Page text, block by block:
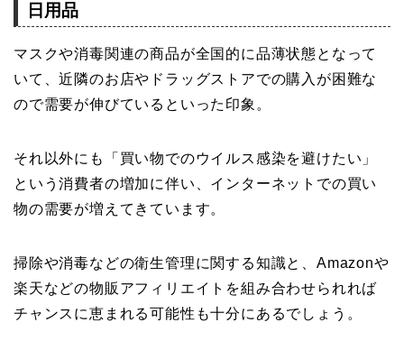
日用品
マスクや消毒関連の商品が全国的に品薄状態となって
いて、近隣のお店やドラッグストアでの購入が困難な
ので需要が伸びているといった印象。
それ以外にも「買い物でのウイルス感染を避けたい」
という消費者の増加に伴い、インターネットでの買い
物の需要が増えてきています。
掃除や消毒などの衛生管理に関する知識と、Amazonや
楽天などの物販アフィリエイトを組み合わせられれば
チャンスに恵まれる可能性も十分にあるでしょう。